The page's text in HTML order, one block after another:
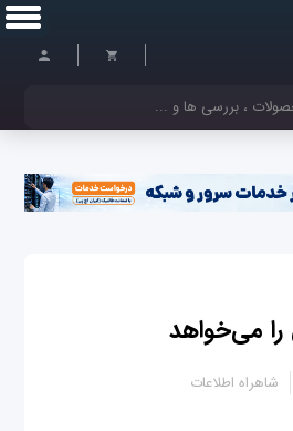
شاهراه اطلاعات